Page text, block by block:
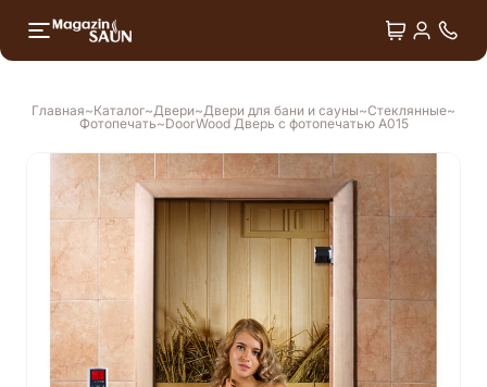
Двери
Лёдогенераторы
Оборудование для СПА
Аксессуары
Главная Каталог Двери Двери для бани и сауны Стеклянные
Фотопечать
DoorWood Дверь с фотопечатью А015